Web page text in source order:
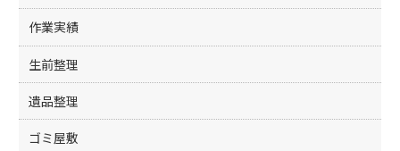
作業実績
生前整理
遺品整理
ゴミ屋敷